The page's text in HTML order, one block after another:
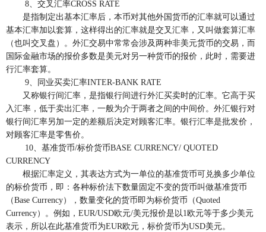
8、交叉汇率CROSS RATE
是指制定出基本汇率后，本币对其他外国货币的汇率就可以通过
基本汇率加以套算，这样得出的汇率就是交叉汇率，又叫做套算汇率
（也叫交叉盘）。外汇交易中常常会涉及两种非美元货币的交易，而
国际金融市场的报价多数是美元对另一种货币的报价，此时，需要进
行汇率套算。
9、同业买卖汇率INTER-BANK RATE
又称银行间汇率，是指银行间进行外汇买卖时的汇率。它高于买
入汇率，低于卖出汇率，一般为介于两者之间的中间价。外汇银行对
银行间汇率另加一定的差额后决定对顾客汇率。银行汇率是批发价，
对顾客汇率是零售价。
10、基准货币/标价货币BASE CURRENCY/ QUOTED
CURRENCY
根据汇率定义，其表达方式为一单位的基准货币可兑换多少单位
的标价货币，即：各种标价法下数量固定不变的货币叫做基准货币
（Base Currency），数量变化的货币即为标价货币（Quoted
Currency）。例如，EUR/USD欧元/美元报价是以1欧元等于多少美元
表示，所以在此基准货币为EUR欧元，标价货币为USD美元。